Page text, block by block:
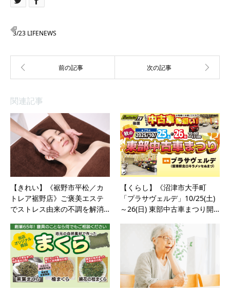
3/23 LIFENEWS
関連記事
【きれい】《裾野市平松／カ
トレア裾野店》ご褒美エステ
でストレス由来の不調を解消…
【くらし】《沼津市大手町
「プラサヴェルデ」10/25(土)
～26(日) 東部中古車まつり開…